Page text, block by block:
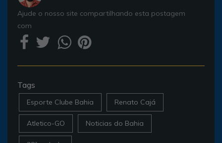
Ajude o nosso site compartilhando esta postagem
com
Tags
Esporte Clube Bahia Renato Cajá
Atletico-GO Noticias do Bahia